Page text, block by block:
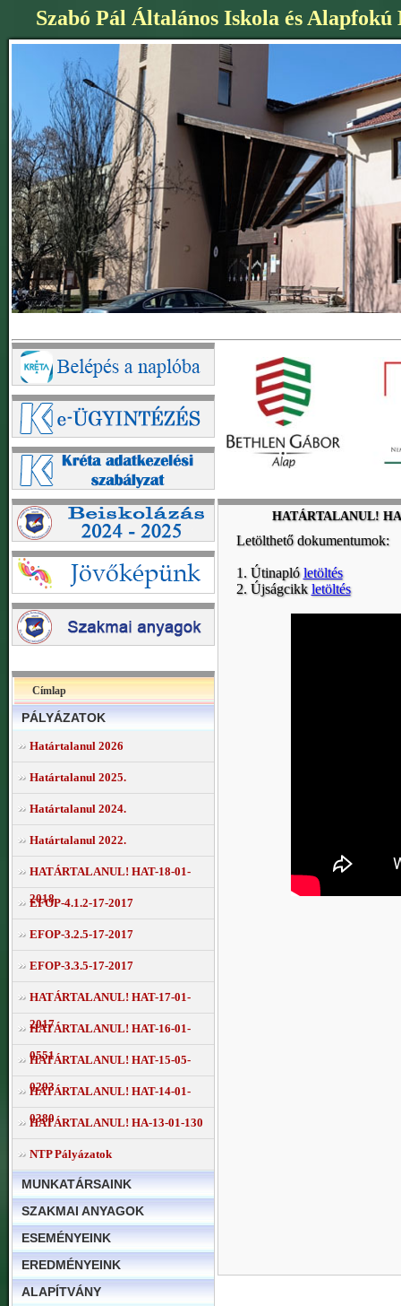
Szabó Pál Általános Iskola és
Címlap
PÁLYÁZATOK
Határtalanul 2026
Határtalanul 2025.
Határtalanul 2024.
Határtalanul 2022.
HATÁRTALANUL! HAT-18-01-
2018
EFOP-4.1.2-17-2017
EFOP-3.2.5-17-2017
EFOP-3.3.5-17-2017
HATÁRTALANUL! HAT-17-01-
2017
HATÁRTALANUL! HAT-16-01-
0551
HATÁRTALANUL! HAT-15-05-
0293
HATÁRTALANUL! HAT-14-01-
0380
HATÁRTALANUL! HA-13-01-130
NTP Pályázatok
MUNKATÁRSAINK
SZAKMAI ANYAGOK
ESEMÉNYEINK
EREDMÉNYEINK
ALAPÍTVÁNY
HATÁRTALANUL!
Letölthető dokumentumok:
1. Útinaplóletöltés
2. Újságcikk letöltés